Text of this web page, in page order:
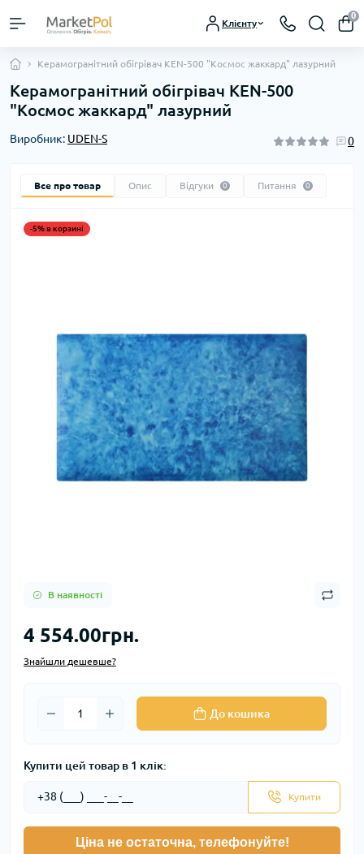
Клієнту
0
Керамогранітний обігрівач KEN-500 "Космос жаккард" лазурний
Керамогранітний обігрівач KEN-500
"Космос жаккард" лазурний
Виробник: UDEN-S 0
Все про товар Опис Відгуки 0 Питання 0
-5% в корзині
В наявності
4 554.00грн.
Знайшли дешевше?
До кошика
Купити цей товар в 1 клік:
Купити
Ціна не остаточна, телефонуйте!